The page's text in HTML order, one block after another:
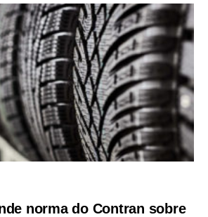
norma do Contran sobre